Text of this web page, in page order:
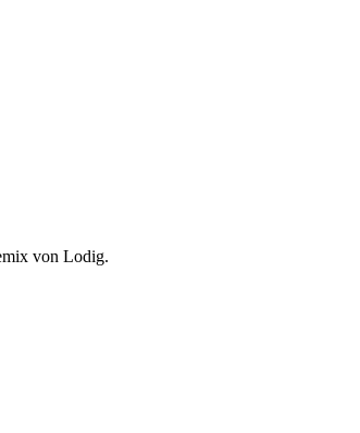
von Lodig.